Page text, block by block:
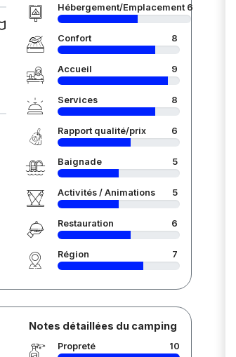
Hébergement/Emplacement 6
Confort 8
Accueil 9
Services 8
Rapport qualité/prix 6
Baignade 5
Activités / Animations 5
Restauration 6
Région 7
Notes détaillées du camping
Propreté 10